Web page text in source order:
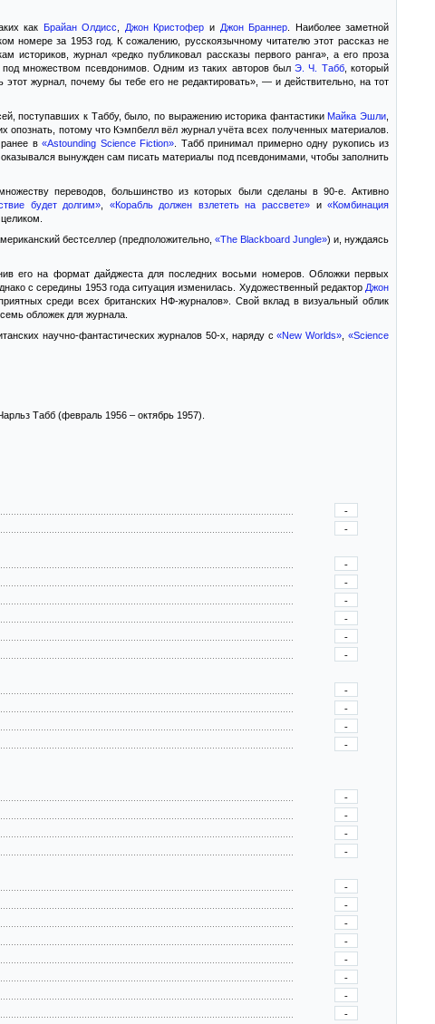
как Брайан Олдисс Джон Кристофер и Джон Браннер . Наиболее заметной
номере за 1953 год. К сожалению, русскоязычному читателю этот рассказ не
историков, журнал «редко публиковал рассказы первого ранга», а его проза
под множеством псевдонимов. Одним из таких авторов былЭ. Ч. Табб, который
журнал, почему бы тебе его не редактировать», — и действительно, на тот
поступавших к Таббу, было, по выражению историка фантастики Майка Эшли
потому что Кэмпбелл вёл журнал учёта всех полученных материалов.
ранее в«Astounding Science Fiction» . Табб принимал примерно одну рукопись из
вынужден сам писать материалы под псевдонимами, чтобы заполнить
переводов, большинство из которых были сделаны в 90-е. Активно
будет долгим» «Корабль должен взлететь на рассвете» и«Комбинация
бестселлер (предположительно, «The Blackboard Jungle») и, нуждаясь
его на формат дайджеста для последних восьми номеров. Обложки первых
с середины 1953 года ситуация изменилась. Художественный редактор Джон
среди всех британских НФ-журналов». Свой вклад в визуальный облик
семь обложек для журнала.
научно-фантастических журналов 50-х, наряду с«New Worlds» ,«Science
Табб (февраль 1956 – октябрь 1957).
-
-
-
-
-
-
-
-
-
-
-
-
-
-
-
-
-
-
-
-
-
-
-
-